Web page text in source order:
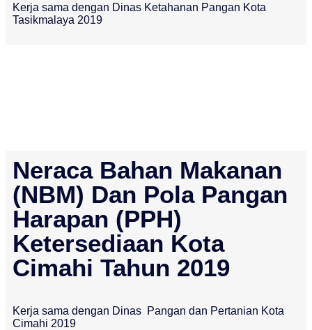
Kerja sama dengan Dinas Ketahanan Pangan Kota
Tasikmalaya 2019
Neraca Bahan Makanan
(NBM) Dan Pola Pangan
Harapan (PPH)
Ketersediaan Kota
Cimahi Tahun 2019
Kerja sama dengan Dinas Pangan dan Pertanian Kota
Cimahi 2019